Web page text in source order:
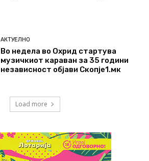
АКТУЕЛНО
Во недела во Охрид стартува
музичкиот караван за 35 години
независност објави Скопје1.мк
Load more